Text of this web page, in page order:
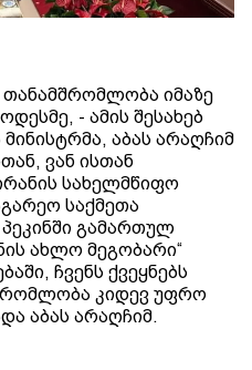
იმაზე
- ამის შესახებ
აბას არაღჩიმ
ვან ისთან
სახელმწიფო
საქმეთა
გამართულ
ახლო მეგობარი“
ჩვენს ქვეყნებს
კიდევ უფრო
აბას არაღჩიმ.